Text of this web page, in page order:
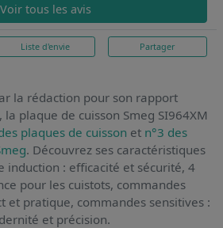
Voir tous les avis
Liste d'envie Partager
la rédaction pour son rapport
la plaque de cuisson Smeg SI964XM
plaques de cuisson et n°3 des
. Découvrez ses caractéristiques
induction : efficacité et sécurité, 4
pour les cuistots, commandes
et pratique, commandes sensitives :
et précision.